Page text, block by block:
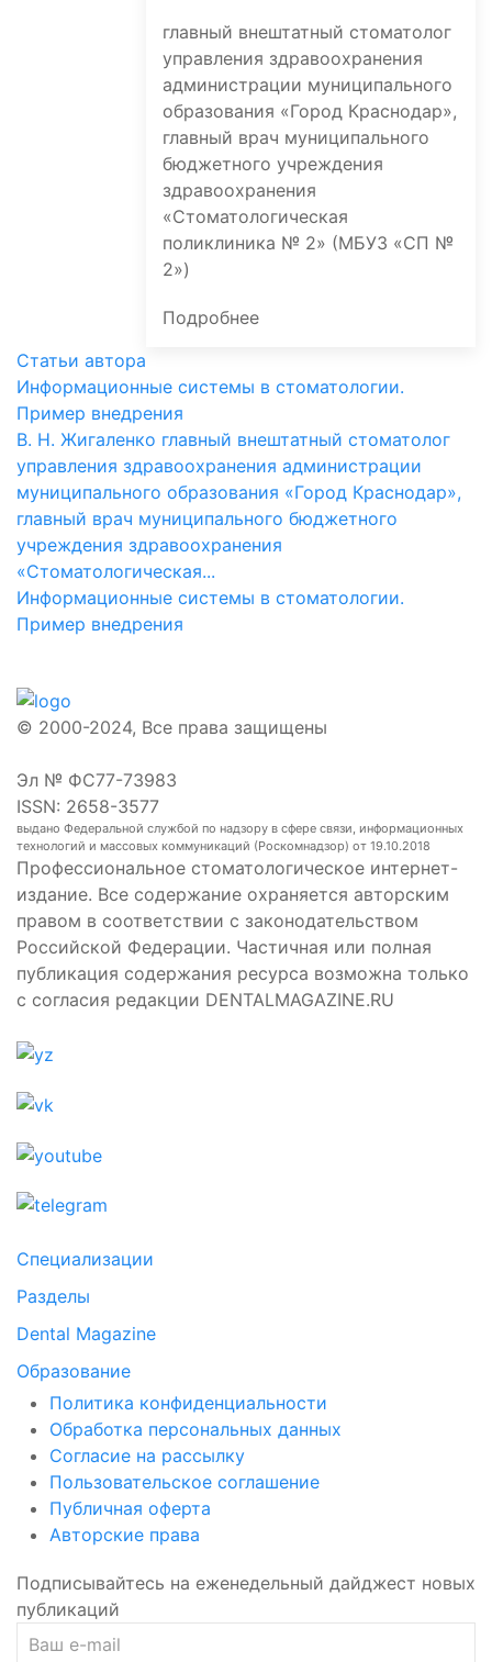
главный внештатный стоматолог
управления здравоохранения
администрации муниципального
образования «Город Краснодар»,
главный врач муниципального
бюджетного учреждения
здравоохранения
«Стоматологическая
поликлиника № 2» (МБУЗ «СП №
2»)
Подробнее
Статьи автора
Информационные системы в стоматологии.
Пример внедрения
В. Н. Жигаленко главный внештатный стоматолог
управления здравоохранения администрации
муниципального образования «Город Краснодар»,
главный врач муниципального бюджетного
учреждения здравоохранения
«Стоматологическая...
Информационные системы в стоматологии.
Пример внедрения
© 2000-2024, Все права защищены
Эл № ФС77-73983
ISSN: 2658-3577
выдано Федеральной службой по надзору в сфере связи, информационных
технологий и массовых коммуникаций (Роскомнадзор) от 19.10.2018
Профессиональное стоматологическое интернет-
издание. Все содержание охраняется авторским
правом в соответствии с законодательством
Российской Федерации. Частичная или полная
публикация содержания ресурса возможна только
с согласия редакции DENTALMAGAZINE.RU
Специализации
Разделы
Dental Magazine
Образование
Политика конфиденциальности
Обработка персональных данных
Согласие на рассылку
Пользовательское соглашение
Публичная оферта
Авторские права
Подписывайтесь на еженедельный дайджест новых
публикаций